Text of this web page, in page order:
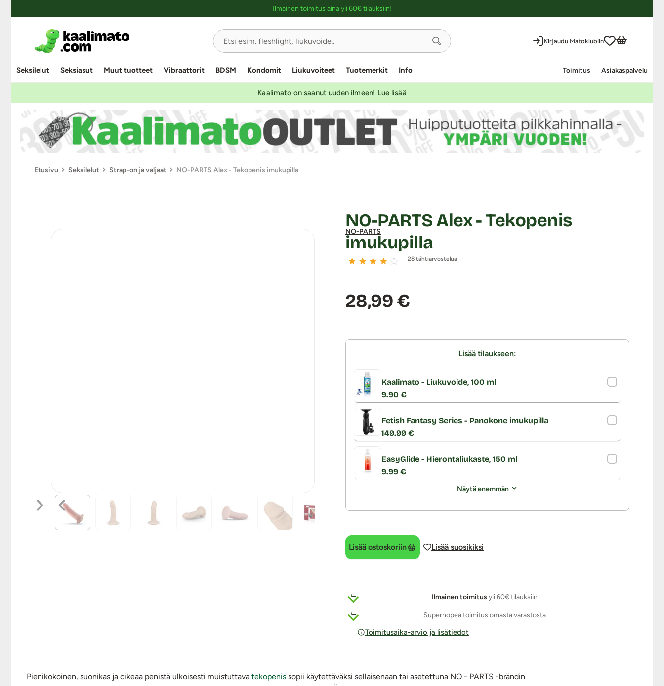
Ilmainen toimitus aina yli 60€ tilauksiin!
Kirjaudu Matoklubiin
Seksilelut Seksiasut Muut tuotteet Vibraattorit BDSM Kondomit Liukuvoiteet Tuotemerkit Info Toimitus Asiakaspalvelu
Kaalimato on saanut uuden ilmeen! Lue lisää
Etusivu Seksilelut Strap-on ja valjaat NO-PARTS Alex - Tekopenis imukupilla
NO-PARTS
NO-PARTS Alex - Tekopenis
imukupilla
28 tähtiarvostelua
Hinta:
28,99 €
Lisää tilaukseen:
Kaalimato - Liukuvoide, 100 ml
9.90 €
Fetish Fantasy Series - Panokone imukupilla
149.99 €
EasyGlide - Hierontaliukaste, 150 ml
9.99 €
Näytä enemmän
Lisää ostoskoriin Lisää suosikiksi
Ilmainen toimitus yli 60€ tilauksiin
Supernopea toimitus omasta varastosta
Toimitusaika-arvio ja lisätiedot
Pienikokoinen, suonikas ja oikeaa penistä ulkoisesti muistuttava tekopenis sopii käytettäväksi sellaisenaan tai asetettuna NO - PARTS -brändin